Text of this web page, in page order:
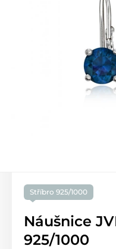
Stříbro 925/1000
Náušnice
925/1000